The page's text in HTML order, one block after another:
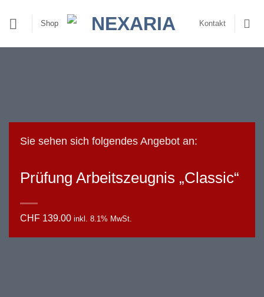
Inhalt
Shop Kontakt
Sie sehen sich folgendes Angebot an:
Prüfung Arbeitszeugnis „Classic“
CHF 139.00 inkl. 8.1% MwSt.